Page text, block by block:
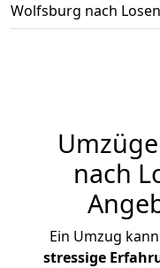
Wolfsburg nach
nach
Ein Umzug
stressige